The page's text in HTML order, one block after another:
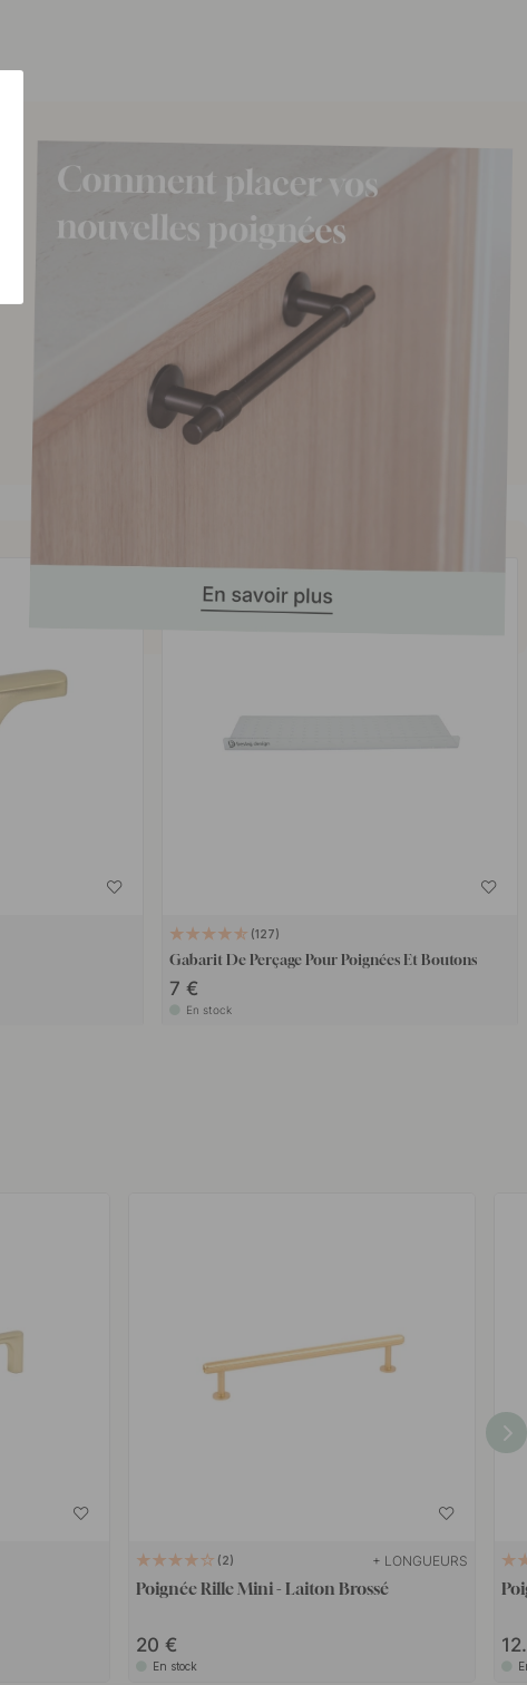
127
Gabarit De Perçage Pour Poignées Et Boutons
7 €
En stock
2 + LONGUEURS
Poignée Rille Mini - Laiton Brossé
20
En stock